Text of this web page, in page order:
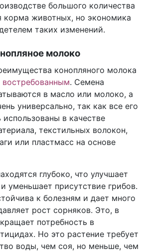
большого количества
корма животных, но экономика
таких изменений.
молоко
конопляного молока
востребованным. Семена
в масло или молоко, а
универсально, так как все его
в качестве
текстильных волокон,
или пластмасс на основе
глубоко, что улучшает
уменьшает присутствие грибов.
к болезням и дает много
рост сорняков. Это, в
потребность в
Но это растение требует
воды, чем соя, но меньше, чем